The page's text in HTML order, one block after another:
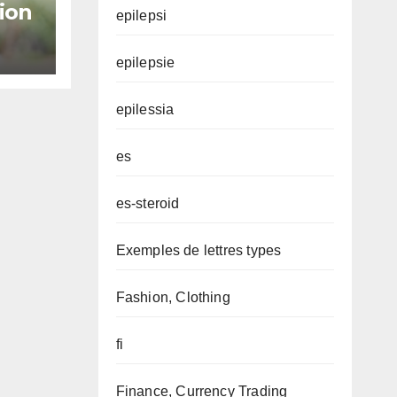
epilepsi
epilepsie
epilessia
es
es-steroid
Exemples de lettres types
Fashion, Clothing
fi
Finance, Currency Trading